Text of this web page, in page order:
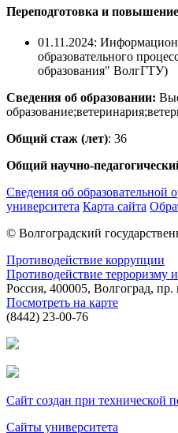
Переподготовка и
01.11.2024:
образовательного
образования" ВолгГТУ)
Сведения об образовании:
Общий стаж (лет): 36
Общий научно-
Сведения об образовательной
университета Карта сайта
© Волгоградский
Противодействие коррупции
Противодействие терроризму
Россия, 400005, Волгоград,
Посмотреть на карте
(8442) 23-00-76
Сайт создан при технической
Сайты университета